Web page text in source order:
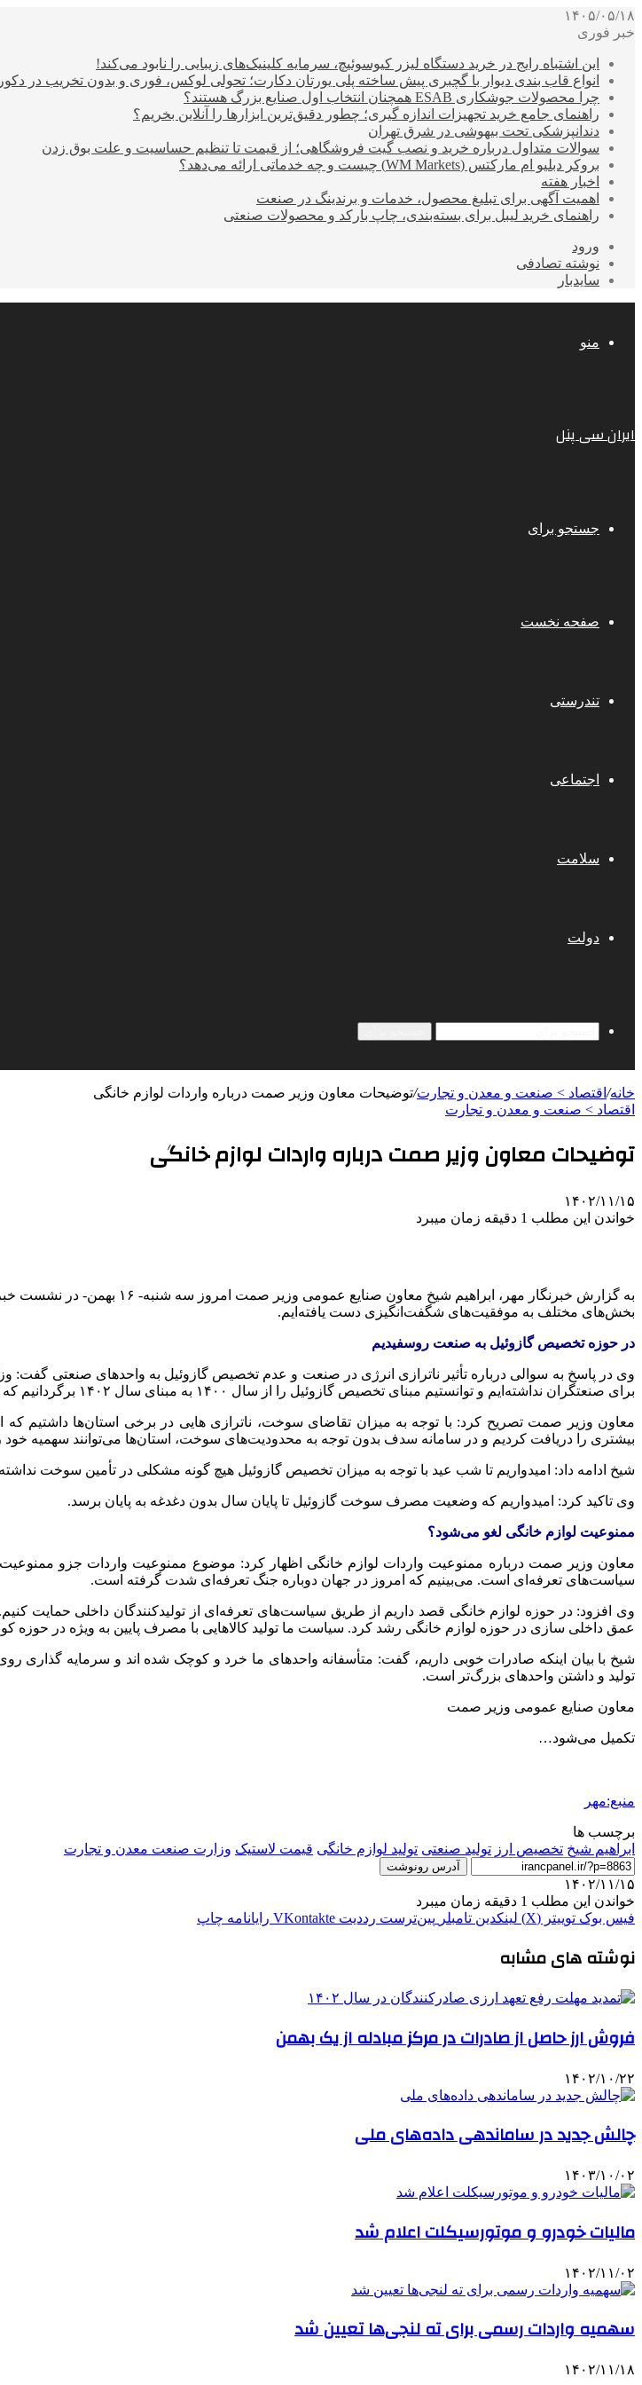
۱۴۰۵/۰۵/۱۸
خبر فوری
این اشتباه رایج در خرید دستگاه لیزر کیوسوئیچ، سرمایه کلینیک‌های زیبایی را نابود می‌کند!
انواع قاب بندی دیوار با گچبری پیش ساخته پلی یورتان دکارت؛ تحولی لوکس، فوری و بدون تخریب در
چرا محصولات جوشکاری ESAB همچنان انتخاب اول صنایع بزرگ هستند؟
راهنمای جامع خرید تجهیزات اندازه گیری؛ چطور دقیق‌ترین ابزارها را آنلاین بخریم؟
دندانپزشکی تحت بیهوشی در شرق تهران
سوالات متداول درباره خرید و نصب گیت فروشگاهی؛ از قیمت تا تنظیم حساسیت و علت بوق زدن
بروکر دبلیو ام مارکتس (WM Markets) چیست و چه خدماتی ارائه می‌دهد؟
اخبار هفته
اهمیت آگهی برای تبلیغ محصول، خدمات و برندینگ در صنعت
راهنمای خرید لیبل برای بسته‌بندی، چاپ بارکد و محصولات صنعتی
ورود
نوشته تصادفی
سایدبار
منو
ایران سی پنل
جستجو برای
صفحه نخست
تندرستی
اجتماعی
سلامت
دولت
خانه/ اقتصاد > صنعت و معدن و تجارت/توضیحات معاون وزیر صمت درباره واردات لوازم خانگی
اقتصاد > صنعت و معدن و تجارت
توضیحات معاون وزیر صمت درباره واردات لوازم خانگی
۱۴۰۲/۱۱/۱۵
خواندن این مطلب 1 دقیقه زمان میبرد
به گزارش خبرنگار مهر، ابراهیم شیخ معاون صنایع عمومی وزیر صمت
بخش‌های مختلف به موفقیت‌های شگفت‌انگیزی دست یافته‌ایم.
در حوزه تخصیص گازوئیل به صنعت روسفیدیم
وی در پاسخ به سوالی درباره تأثیر ناترازی انرژی در صنعت و عدم تخصیص گازوئیل به واحدهای صنعتی گفت:
برای صنعتگران نداشته‌ایم و توانستیم مبنای تخصیص گازوئیل را از سال ۱۴۰۰ به مبنای سال ۱۴۰۲ برگردانیم که سبب شد یک میلیارد لیتر گازوئیل بیشتر به صنایع تخصیص یابد.
معاون وزیر صمت تصریح کرد: با توجه به میزان تقاضای سوخت، ناترازی هایی در برخی استان‌ها داشتیم که
بیشتری را دریافت کردیم و در سامانه سدف بدون توجه به محدودیت‌های سوخت، استان‌ها می‌توانند سهمیه خود
شیخ ادامه داد: امیدواریم تا شب عید با توجه به میزان تخصیص گازوئیل هیچ گونه مشکلی در تأمین سوخت نداشته
وی تاکید کرد: امیدواریم که وضعیت مصرف سوخت گازوئیل تا پایان سال بدون دغدغه به پایان برسد.
ممنوعیت لوازم خانگی لغو می‌شود؟
معاون وزیر صمت درباره ممنوعیت واردات لوازم خانگی اظهار کرد: موضوع ممنوعیت واردات جزو
سیاست‌های تعرفه‌ای است. می‌بینیم که امروز در جهان دوباره جنگ تعرفه‌ای شدت گرفته است.
عمق داخلی سازی در حوزه لوازم خانگی رشد کرد. سیاست ما تولید کالاهایی با مصرف پایین به ویژه در حوزه
شیخ با بیان اینکه صادرات خوبی داریم، گفت: متأسفانه واحدهای ما خرد و کوچک شده اند و سرمایه گذاری
تولید و داشتن واحدهای بزرگ‌تر است.
معاون صنایع عمومی وزیر صمت
تکمیل می‌شود…
منبع:مهر
برچسب ها
ابراهیم شیخ تخصیص ارز تولید صنعتی تولید لوازم خانگی قیمت لاستیک وزارت صنعت معدن و تجارت
آدرس رونوشت
۱۴۰۲/۱۱/۱۵
خواندن این مطلب 1 دقیقه زمان میبرد
فیس بوک توییتر (X) لینکدین ‫تامبلر ‫پین‌ترست ‫رددیت ‫VKontakte رایانامه چاپ
نوشته های مشابه
فروش ارز حاصل از صادرات در مرکز مبادله از یک بهمن
۱۴۰۲/۱۰/۲۲
چالش جدید در ساماندهی داده‌های ملی
۱۴۰۳/۱۰/۰۲
مالیات خودرو و موتورسیکلت اعلام شد
۱۴۰۲/۱۱/۰۲
سهمیه واردات رسمی برای ته لنجی‌ها تعیین شد
۱۴۰۲/۱۱/۱۸